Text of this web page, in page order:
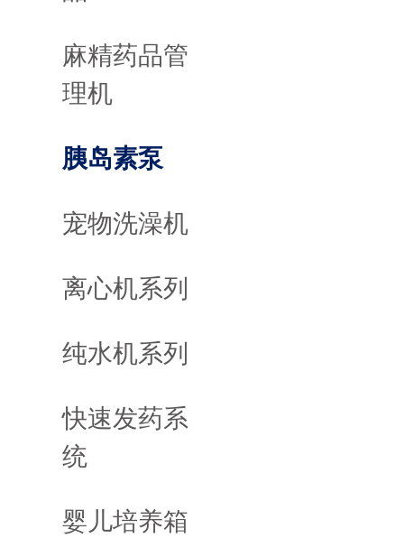
麻精药品管
理机
胰岛素泵
宠物洗澡机
离心机系列
纯水机系列
快速发药系
统
婴儿培养箱